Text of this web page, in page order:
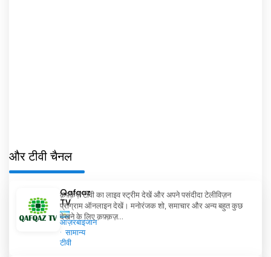
और टीवी चैनल
Qafqaz
TV
आज़रबाइजान
सामान्य
टीवी
क़फ़्क़ज़ टीवी का लाइव स्ट्रीम देखें और अपने पसंदीदा टेलीविज़न
प्रोग्राम ऑनलाइन देखें। मनोरंजक शो, समाचार और अन्य बहुत कुछ
देखने के लिए क़फ़्क़ज़...